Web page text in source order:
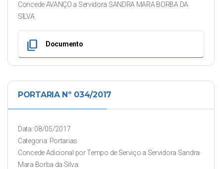
Concede AVANÇO a Servidora SANDRA MARA BORBA DA
SILVA.
content_copy Documento
PORTARIA Nº 034/2017
Data: 08/05/2017
Categoria: Portarias
Concede Adicional por Tempo de Serviço a Servidora Sandra
Mara Borba da Silva.